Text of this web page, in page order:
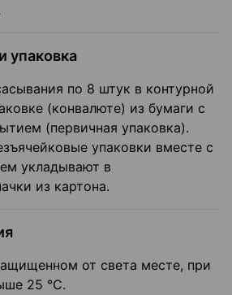
упаковка
по 8 штук в контурной
(конвалюте) из бумаги с
(первичная упаковка).
упаковки вместе с
укладывают в
из картона.
от света месте, при
25 °С.